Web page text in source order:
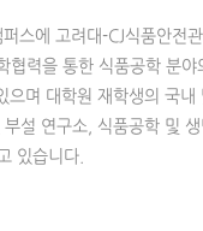
스에 고려대-CJ식품안전
력을 통한 식품공학 분
며 대학원 재학생의 국
설 연구소, 식품공학 및
있습니다.